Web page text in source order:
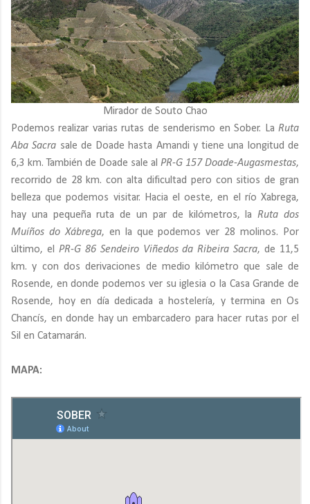
Mirador de Souto Chao
Podemos realizar varias rutas de senderismo en Sober. La Ruta
Aba Sacra sale de Doade hasta Amandi y tiene una longitud de
6,3 km. También de Doade sale al PR-G 157 Doade-Augasmestas,
recorrido de 28 km. con alta dificultad pero con sitios de gran
belleza que podemos visitar. Hacia el oeste, en el río Xabrega,
hay una pequeña ruta de un par de kilómetros, laRuta dos
Muíños do Xábrega, en la que podemos ver 28 molinos. Por
último, el PR-G 86 Sendeiro Viñedos da Ribeira Sacra, de 11,5
km. y con dos derivaciones de medio kilómetro que sale de
Rosende, en donde podemos ver su iglesia o la Casa Grande de
Rosende, hoy en día dedicada a hostelería, y termina en Os
Chancís, en donde hay un embarcadero para hacer rutas por el
Sil en Catamarán.
MAPA: